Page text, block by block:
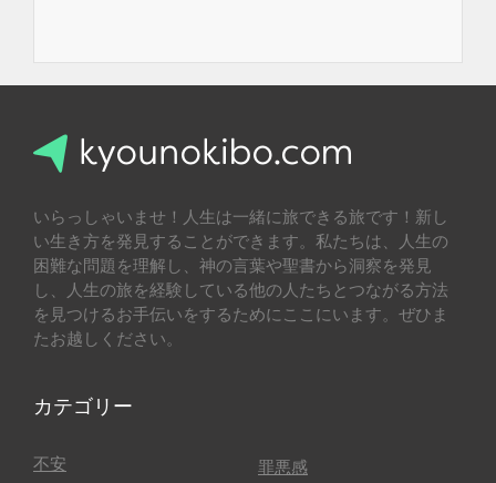
いらっしゃいませ！人生は一緒に旅できる旅です！新し
い生き方を発見することができます。私たちは、人生の
困難な問題を理解し、神の言葉や聖書から洞察を発見
し、人生の旅を経験している他の人たちとつながる方法
を見つけるお手伝いをするためにここにいます。ぜひま
たお越しください。
カテゴリー
不安
罪悪感